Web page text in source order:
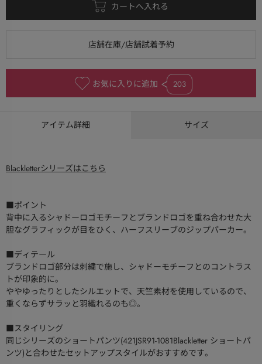
お気に入りに追加 203
アイテム詳細 サイズ
Blackletterシリーズはこちら
■ポイント
背中に入るシャドーロゴモチーフとブランドロゴを重ね合わせた大
胆なグラフィックが目をひく、ハーフスリーブのジップパーカー。
■ディテール
ブランドロゴ部分は刺繍で施し、シャドーモチーフとのコントラス
トが印象的に。
ややゆったりとしたシルエットで、天竺素材を使用しているので、
重くならずサラッと羽織れるのも◎。
■スタイリング
同じシリーズのショートパンツ(421JSR91-1081Blackletter ショートパ
ンツ)と合わせたセットアップスタイルがおすすめです。